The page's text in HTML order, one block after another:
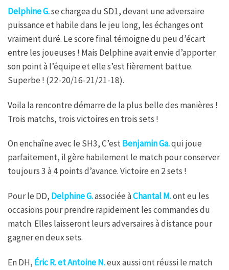
Delphine G.se chargea du SD1, devant une adversaire
puissance et habile dans le jeu long, les échanges ont
vraiment duré. Le score final témoigne du peu d’écart
entre les joueuses ! Mais Delphine avait envie d’apporter
son point à l’équipe et elle s’est fièrement battue.
Superbe ! (22-20/16-21/21-18).
Voila la rencontre démarre de la plus belle des manières !
Trois matchs, trois victoires en trois sets !
On enchaîne avec le SH3, C’estBenjamin Ga.qui joue
parfaitement, il gère habilement le match pour conserver
toujours 3 à 4 points d’avance. Victoire en 2 sets !
Pour le DD, Delphine G.associée àChantal M.ont eu les
occasions pour prendre rapidement les commandes du
match. Elles laisseront leurs adversaires à distance pour
gagner en deux sets.
En DH, Éric R. et Antoine N.eux aussi ont réussi le match